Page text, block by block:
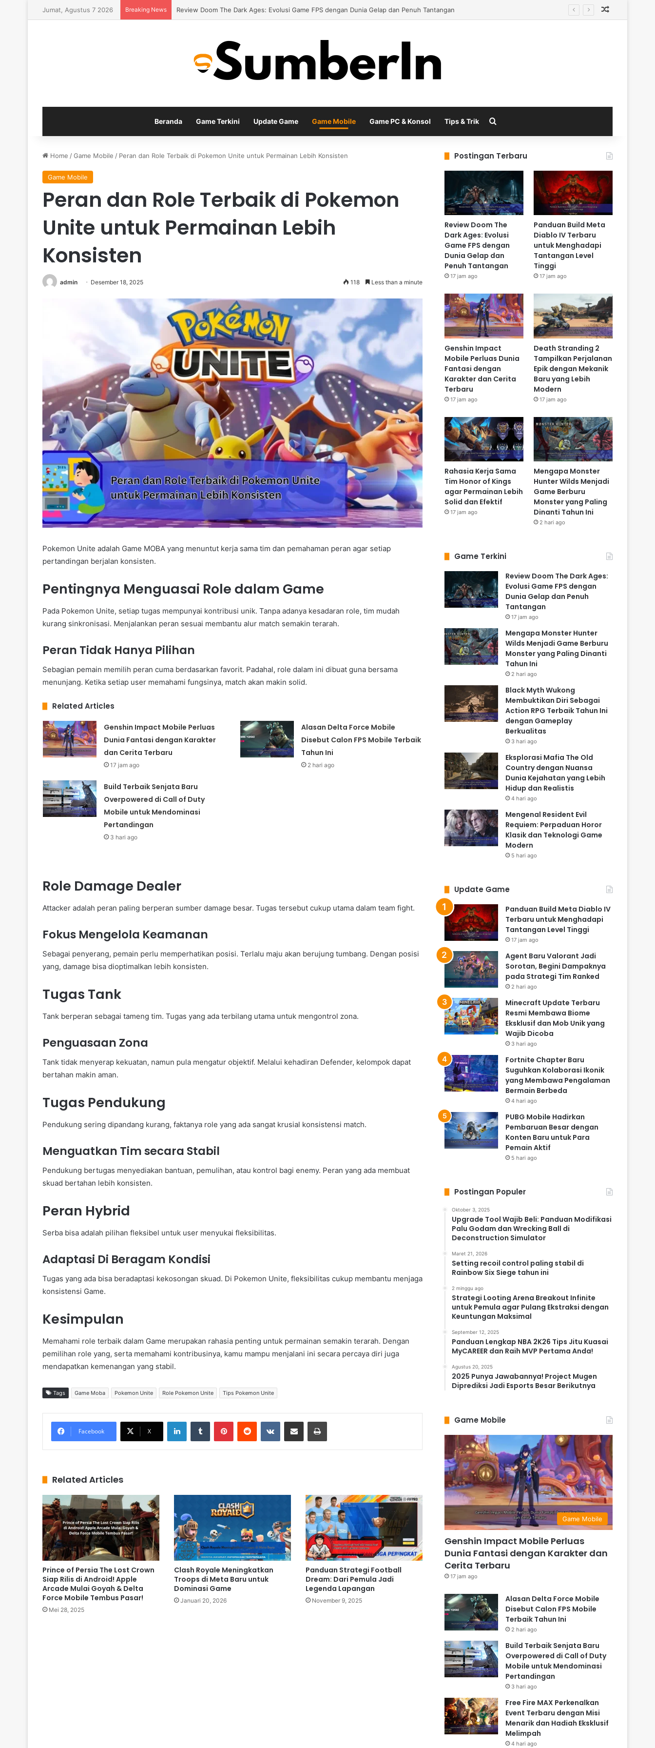
Jumat, Agustus 7 2026 Breaking News Panduan Build Meta Diablo IV Terbaru untuk Menghadapi Tantangan Level Tinggi
Beranda Game Terkini Update Game Game Mobile Game PC & Konsol Tips & Trik
Home /Game Mobile / Peran dan Role Terbaik di Pokemon Unite untuk Permainan Lebih Konsisten
Game Mobile
Peran dan Role Terbaik di Pokemon
Unite untuk Permainan Lebih
Konsisten
admin Desember 18, 2025 118 Less than a minute
Pokemon Unite adalah Game MOBA yang menuntut kerja sama tim dan pemahaman peran agar setiap
pertandingan berjalan konsisten.
Pentingnya Menguasai Role dalam Game
Pada Pokemon Unite, setiap tugas mempunyai kontribusi unik. Tanpa adanya kesadaran role, tim mudah
kurang sinkronisasi. Menjalankan peran sesuai membantu alur match semakin terarah.
Peran Tidak Hanya Pilihan
Sebagian pemain memilih peran cuma berdasarkan favorit. Padahal, role dalam ini dibuat guna bersama
menunjang. Ketika setiap user memahami fungsinya, match akan makin solid.
Related Articles
Genshin Impact Mobile Perluas
Dunia Fantasi dengan Karakter
dan Cerita Terbaru
17 jam ago
Alasan Delta Force Mobile
Disebut Calon FPS Mobile Terbaik
Tahun Ini
2 hari ago
Build Terbaik Senjata Baru
Overpowered di Call of Duty
Mobile untuk Mendominasi
Pertandingan
3 hari ago
Role Damage Dealer
Attacker adalah peran paling berperan sumber damage besar. Tugas tersebut cukup utama dalam team fight.
Fokus Mengelola Keamanan
Sebagai penyerang, pemain perlu memperhatikan posisi. Terlalu maju akan berujung tumbang. Dengan posisi
yang, damage bisa dioptimalkan lebih konsisten.
Tugas Tank
Tank berperan sebagai tameng tim. Tugas yang ada terbilang utama untuk mengontrol zona.
Penguasaan Zona
Tank tidak menyerap kekuatan, namun pula mengatur objektif. Melalui kehadiran Defender, kelompok dapat
bertahan makin aman.
Tugas Pendukung
Pendukung sering dipandang kurang, faktanya role yang ada sangat krusial konsistensi match.
Menguatkan Tim secara Stabil
Pendukung bertugas menyediakan bantuan, pemulihan, atau kontrol bagi enemy. Peran yang ada membuat
skuad bertahan lebih konsisten.
Peran Hybrid
Serba bisa adalah pilihan fleksibel untuk user menyukai fleksibilitas.
Adaptasi Di Beragam Kondisi
Tugas yang ada bisa beradaptasi kekosongan skuad. Di Pokemon Unite, fleksibilitas cukup membantu menjaga
konsistensi Game.
Kesimpulan
Memahami role terbaik dalam Game merupakan rahasia penting untuk permainan semakin terarah. Dengan
pemilihan role yang, serta memahami kontribusinya, kamu mampu menjalani ini secara percaya diri juga
mendapatkan kemenangan yang stabil.
Tags Game Moba Pokemon Unite Role Pokemon Unite Tips Pokemon Unite
Facebook X
Related Articles
Prince of Persia The Lost Crown
Siap Rilis di Android! Apple
Arcade Mulai Goyah & Delta
Force Mobile Tembus Pasar!
Mei 28, 2025
Clash Royale Meningkatkan
Troops di Meta Baru untuk
Dominasi Game
Januari 20, 2026
Panduan Strategi Football
Dream: Dari Pemula Jadi
Legenda Lapangan
November 9, 2025
Postingan Terbaru
Review Doom The
Dark Ages: Evolusi
Game FPS dengan
Dunia Gelap dan
Penuh Tantangan
17 jam ago
Panduan Build Meta
Diablo IV Terbaru
untuk Menghadapi
Tantangan Level
Tinggi
17 jam ago
Genshin Impact
Mobile Perluas Dunia
Fantasi dengan
Karakter dan Cerita
Terbaru
17 jam ago
Death Stranding 2
Tampilkan Perjalanan
Epik dengan Mekanik
Baru yang Lebih
Modern
17 jam ago
Rahasia Kerja Sama
Tim Honor of Kings
agar Permainan Lebih
Solid dan Efektif
17 jam ago
Mengapa Monster
Hunter Wilds Menjadi
Game Berburu
Monster yang Paling
Dinanti Tahun Ini
2 hari ago
Game Terkini
Review Doom The Dark Ages:
Evolusi Game FPS dengan
Dunia Gelap dan Penuh
Tantangan
17 jam ago
Mengapa Monster Hunter
Wilds Menjadi Game Berburu
Monster yang Paling Dinanti
Tahun Ini
2 hari ago
Black Myth Wukong
Membuktikan Diri Sebagai
Action RPG Terbaik Tahun Ini
dengan Gameplay
Berkualitas
3 hari ago
Eksplorasi Mafia The Old
Country dengan Nuansa
Dunia Kejahatan yang Lebih
Hidup dan Realistis
4 hari ago
Mengenal Resident Evil
Requiem: Perpaduan Horor
Klasik dan Teknologi Game
Modern
5 hari ago
Update Game
Panduan Build Meta Diablo IV
Terbaru untuk Menghadapi
Tantangan Level Tinggi
17 jam ago
Agent Baru Valorant Jadi
Sorotan, Begini Dampaknya
pada Strategi Tim Ranked
2 hari ago
Minecraft Update Terbaru
Resmi Membawa Biome
Eksklusif dan Mob Unik yang
Wajib Dicoba
3 hari ago
Fortnite Chapter Baru
Suguhkan Kolaborasi Ikonik
yang Membawa Pengalaman
Bermain Berbeda
4 hari ago
PUBG Mobile Hadirkan
Pembaruan Besar dengan
Konten Baru untuk Para
Pemain Aktif
5 hari ago
Postingan Populer
Oktober 3, 2025
Upgrade Tool Wajib Beli: Panduan Modifikasi
Palu Godam dan Wrecking Ball di
Deconstruction Simulator
Maret 21, 2026
Setting recoil control paling stabil di
Rainbow Six Siege tahun ini
2 minggu ago
Strategi Looting Arena Breakout Infinite
untuk Pemula agar Pulang Ekstraksi dengan
Keuntungan Maksimal
September 12, 2025
Panduan Lengkap NBA 2K26 Tips Jitu Kuasai
MyCAREER dan Raih MVP Pertama Anda!
Agustus 20, 2025
2025 Punya Jawabannya! Project Mugen
Diprediksi Jadi Esports Besar Berikutnya
Game Mobile
Game Mobile
Genshin Impact Mobile Perluas
Dunia Fantasi dengan Karakter dan
Cerita Terbaru
17 jam ago
Alasan Delta Force Mobile
Disebut Calon FPS Mobile
Terbaik Tahun Ini
2 hari ago
Build Terbaik Senjata Baru
Overpowered di Call of Duty
Mobile untuk Mendominasi
Pertandingan
3 hari ago
Free Fire MAX Perkenalkan
Event Terbaru dengan Misi
Menarik dan Hadiah Eksklusif
Melimpah
4 hari ago